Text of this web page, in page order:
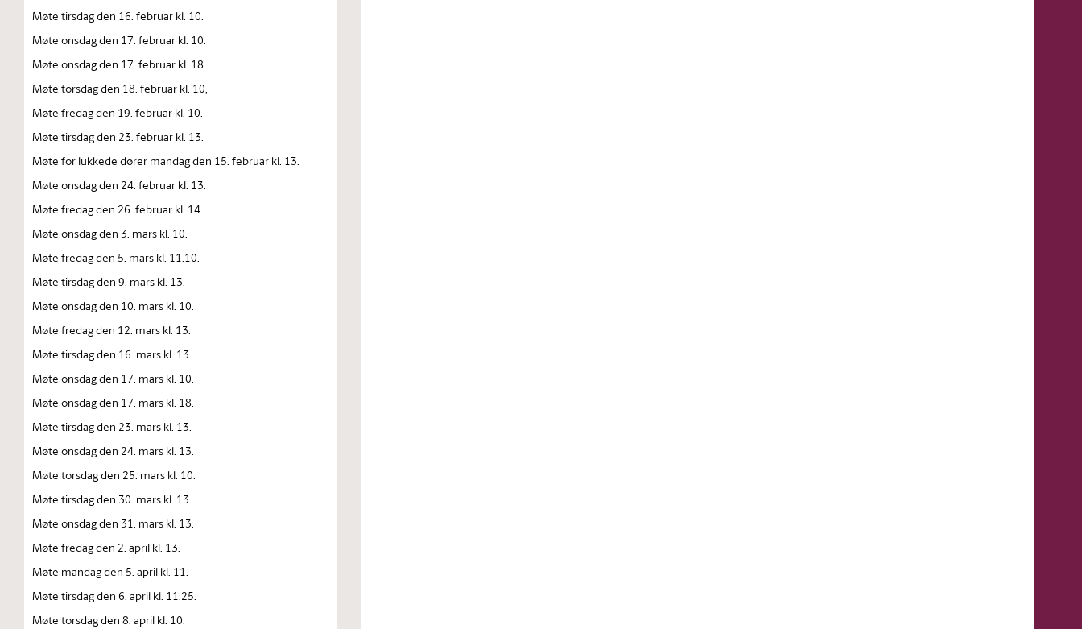
Møte tirsdag den 16. februar kl. 10.
Møte onsdag den 17. februar kl. 10.
Møte onsdag den 17. februar kl. 18.
Møte torsdag den 18. februar kl. 10,
Møte fredag den 19. februar kl. 10.
Møte tirsdag den 23. februar kl. 13.
Møte for lukkede dører mandag den 15. februar kl. 13.
Møte onsdag den 24. februar kl. 13.
Møte fredag den 26. februar kl. 14.
Møte onsdag den 3. mars kl. 10.
Møte fredag den 5. mars kl. 11.10.
Møte tirsdag den 9. mars kl. 13.
Møte onsdag den 10. mars kl. 10.
Møte fredag den 12. mars kl. 13.
Møte tirsdag den 16. mars kl. 13.
Møte onsdag den 17. mars kl. 10.
Møte onsdag den 17. mars kl. 18.
Møte tirsdag den 23. mars kl. 13.
Møte onsdag den 24. mars kl. 13.
Møte torsdag den 25. mars kl. 10.
Møte tirsdag den 30. mars kl. 13.
Møte onsdag den 31. mars kl. 13.
Møte fredag den 2. april kl. 13.
Møte mandag den 5. april kl. 11.
Møte tirsdag den 6. april kl. 11.25.
Møte torsdag den 8. april kl. 10.